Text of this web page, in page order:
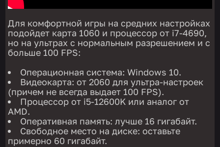
Для комфортной игры на средних настройках
подойдет карта 1060 и процессор от i7-4690,
но на ультрах с нормальным разрешением и с
больше 100 FPS:
Операционная система: Windows 10.
Видеокарта: от 2060 для ультра-настроек
(причем не всегда выдает 100 FPS).
Процессор от i5-12600K или аналог от
AMD.
Оперативная память: лучше 16 гигабайт.
Свободное место на диске: оставьте
примерно 60 гигабайт.